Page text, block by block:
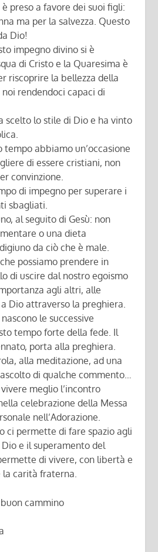
preso a favore dei suoi figli:
ma per la salvezza. Questo
Dio!
impegno divino si è
di Cristo e la Quaresima è
riscoprire la bellezza della
rendendoci capaci di
scelto lo stile di Dio e ha vinto
tempo abbiamo un’occasione
di essere cristiani, non
convinzione.
di impegno per superare i
sbagliati.
al seguito di Gesù: non
o una dieta
da ciò che è male.
possiamo prendere in
di uscire dal nostro egoismo
agli altri, alle
Dio attraverso la preghiera.
le successive
tempo forte della fede. Il
porta alla preghiera.
alla meditazione, ad una
di qualche commento…
meglio l’incontro
celebrazione della Messa
nell’Adorazione.
ci permette di fare spazio agli
e il superamento del
di vivere, con libertà e
la carità fraterna.
cammino